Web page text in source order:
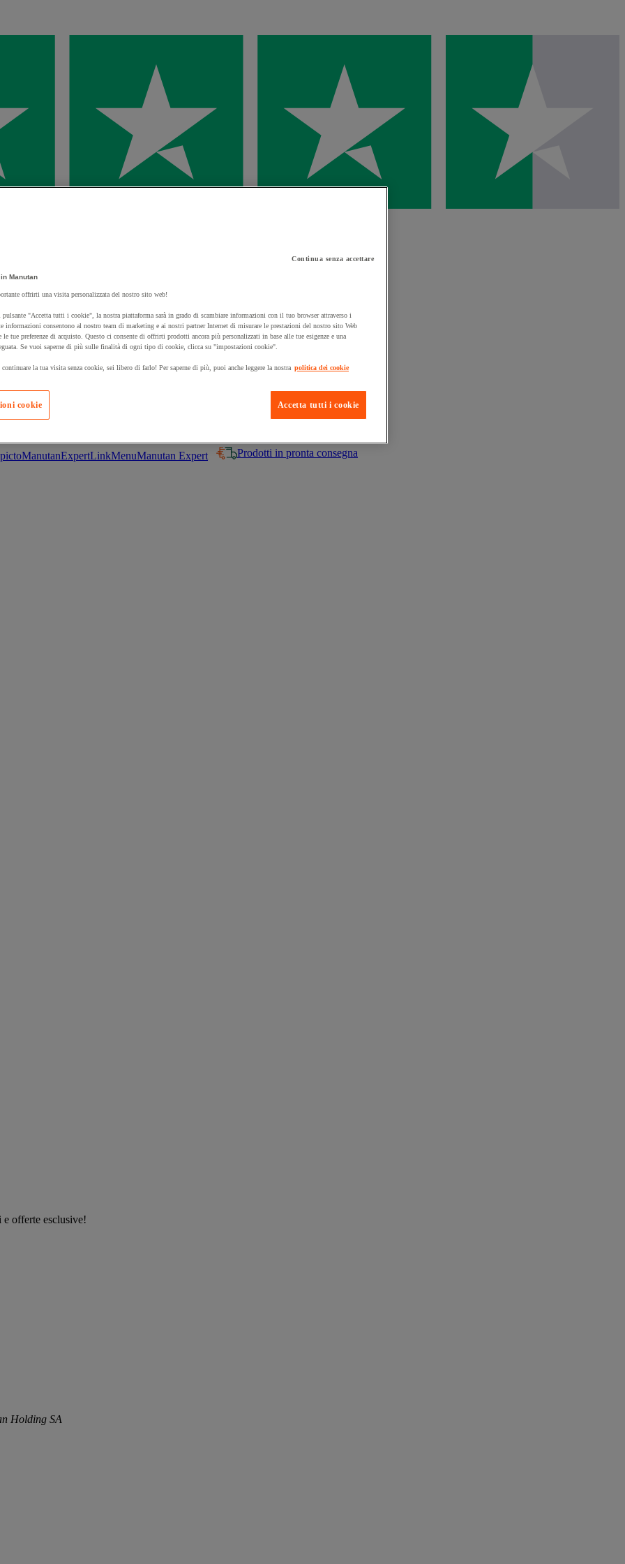
un prodotto:
Manutan Expert
Prodotti in pronta consegna
offerte esclusive!
Holding SA
Continua senza accettare
Manutan
offrirti una visita personalizzata del nostro sito web!
pulsante "Accetta tutti i cookie", la nostra piattaforma sarà in grado di scambiare informazioni con il tuo browser attraverso i
informazioni consentono al nostro team di marketing e ai nostri partner Internet di misurare le prestazioni del nostro sito Web
le tue preferenze di acquisto. Questo ci consente di offrirti prodotti ancora più personalizzati in base alle tue esigenze e una
Se vuoi saperne di più sulle finalità di ogni tipo di cookie, clicca su "impostazioni cookie".
la tua visita senza cookie, sei libero di farlo! Per saperne di più, puoi anche leggere la nostra politica dei cookie
Accetta tutti i cookie
cookie